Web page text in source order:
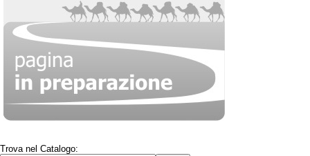
Trova nel Catalogo: